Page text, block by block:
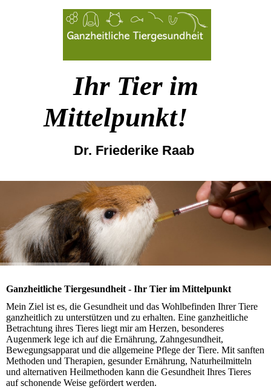
Ihr Tier im
Mittelpunkt!
Dr. Friederike Raab
Ganzheitliche Tiergesundheit - Ihr Tier im Mittelpunkt
Mein Ziel ist es, die Gesundheit und das Wohlbefinden Ihrer Tiere
ganzheitlich zu unterstützen und zu erhalten. Eine ganzheitliche
Betrachtung ihres Tieres liegt mir am Herzen, besonderes
Augenmerk lege ich auf die Ernährung, Zahngesundheit,
Bewegungsapparat und die allgemeine Pflege der Tiere. Mit sanften
Methoden und Therapien, gesunder Ernährung, Naturheilmitteln
und alternativen Heilmethoden kann die Gesundheit Ihres Tieres
auf schonende Weise gefördert werden.